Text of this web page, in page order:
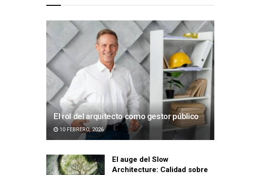
El rol del arquitecto como gestor público
10 FEBRERO, 2026
El auge del Slow
Architecture: Calidad sobre